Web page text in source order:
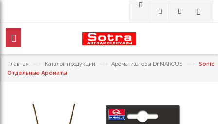
Главная —› Каталог продукции —› Ароматизаторы Dr.MARCUS —›
Sonic
Отдельные Ароматы